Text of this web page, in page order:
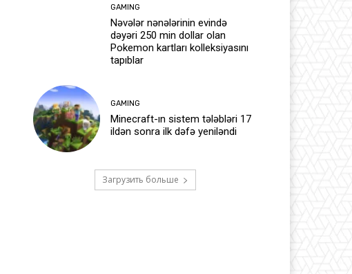
GAMING
Nəvələr nənələrinin evində
dəyəri 250 min dollar olan
Pokemon kartları kolleksiyasını
tapıblar
GAMING
Minecraft-ın sistem tələbləri 17
ildən sonra ilk dəfə yeniləndi
Загрузить больше